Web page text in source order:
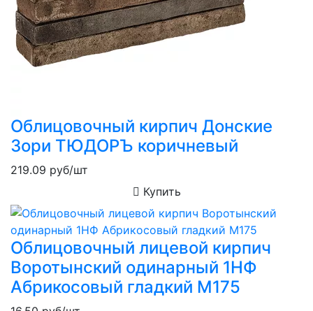
Облицовочный кирпич Донские
Зори ТЮДОРЪ коричневый
219.09 руб/шт
Купить
Облицовочный лицевой кирпич
Воротынский одинарный 1НФ
Абрикосовый гладкий М175